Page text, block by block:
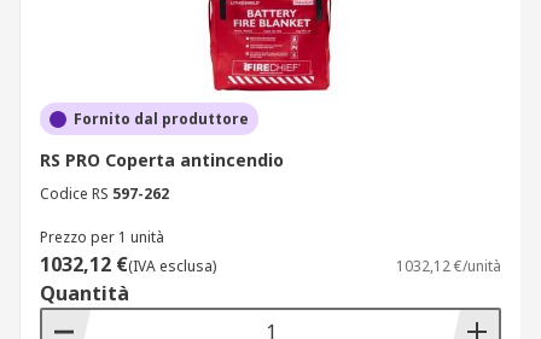
Fornito dal produttore
RS PRO Coperta antincendio
Codice RS 597-262
Prezzo per 1 unità
1032,12 €(IVA esclusa) 1032,12 €/unità
Quantità